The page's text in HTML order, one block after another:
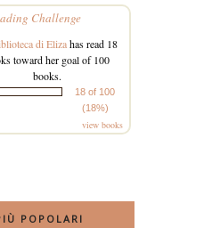
Challenge
di Elizahas read 18
toward her goal of 100
books.
18 of 100
(18%)
view books
POPOLARI